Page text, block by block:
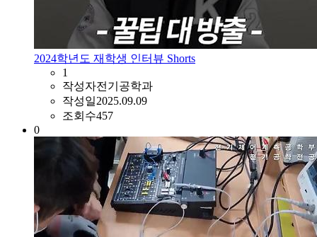
2024학년도 재학생 인터뷰 Shorts
1
작성자전기공학과
작성일2025.09.09
조회수457
0